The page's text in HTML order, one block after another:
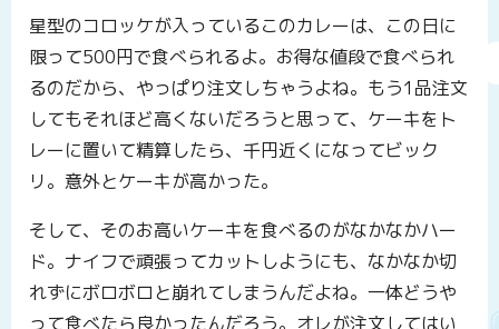
星型のコロッケが入っているこのカレーは、この日に
限って500円で食べられるよ。お得な値段で食べられ
るのだから、やっぱり注文しちゃうよね。もう1品注文
してもそれほど高くないだろうと思って、ケーキをト
レーに置いて精算したら、千円近くになってビック
リ。意外とケーキが高かった。
そして、そのお高いケーキを食べるのがなかなかハー
ド。ナイフで頑張ってカットしようにも、なかなか切
れずにボロボロと崩れてしまうんだよね。一体どうや
って食べたら良かったんだろう。オレが注文してはい